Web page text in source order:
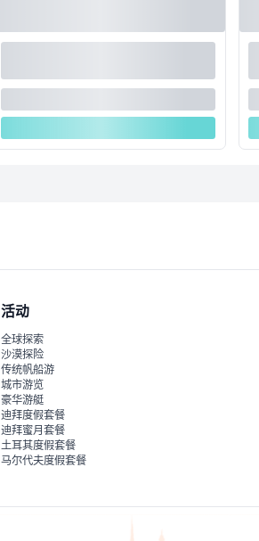
活动
全球探索
沙漠探险
传统帆船游
城市游览
豪华游艇
迪拜度假套餐
迪拜蜜月套餐
土耳其度假套餐
马尔代夫度假套餐